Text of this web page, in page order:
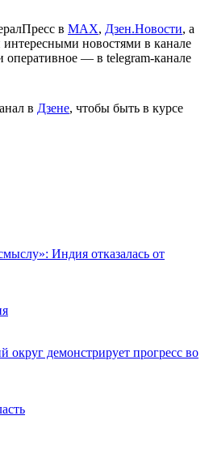
в МАХ, Дзен.Новости, а
новостями в канале
оперативное — в telegram-канале
в Дзене, чтобы быть в курсе
Индия отказалась от
демонстрирует прогресс во